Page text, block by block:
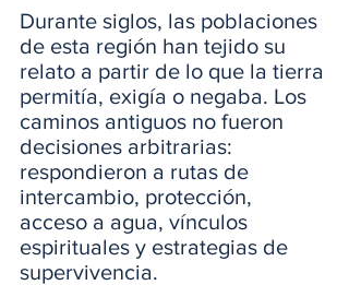
Durante siglos, las poblaciones
de esta región han tejido su
relato a partir de lo que la tierra
permitía, exigía o negaba. Los
caminos antiguos no fueron
decisiones arbitrarias:
respondieron a rutas de
intercambio, protección,
acceso a agua, vínculos
espirituales y estrategias de
supervivencia.